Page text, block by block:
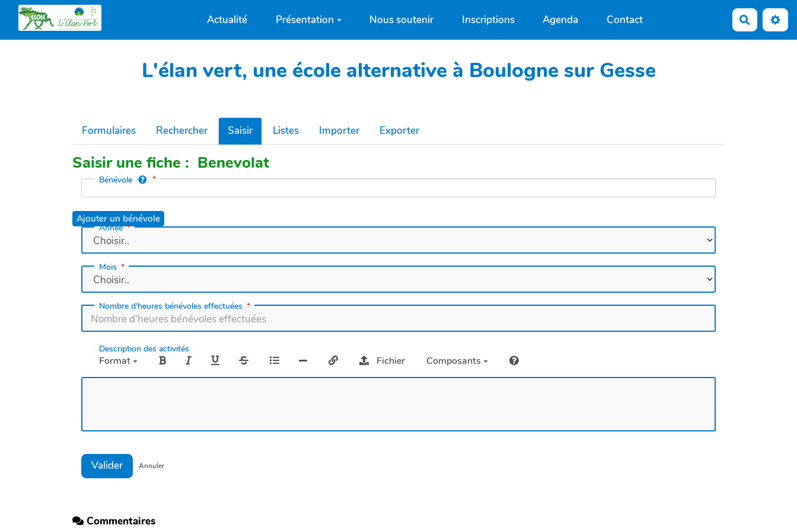
Actualité Présentation Nous soutenir Inscriptions Agenda Contact
L'élan vert, une école alternative à Boulogne sur Gesse
Formulaires Rechercher Saisir Listes Importer Exporter
Saisir une fiche : Benevolat
Bénévole
Ajouter un bénévole
Année
Mois
Nombre d'heures bénévoles effectuées
Description des activités
Format Fichier Composants
Valider Annuler
Commentaires